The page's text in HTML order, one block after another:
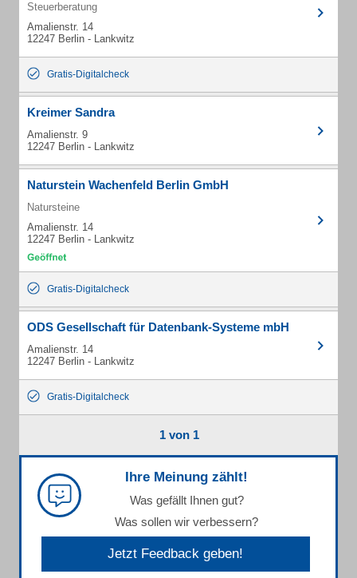
Steuerberatung
Amalienstr. 14
12247 Berlin - Lankwitz
Gratis-Digitalcheck
Kreimer Sandra
Amalienstr. 9
12247 Berlin - Lankwitz
Naturstein Wachenfeld Berlin GmbH
Natursteine
Amalienstr. 14
12247 Berlin - Lankwitz
Gratis-Digitalcheck
ODS Gesellschaft für Datenbank-Systeme mbH
Amalienstr. 14
12247 Berlin - Lankwitz
Gratis-Digitalcheck
1 von 1
Ihre Meinung zählt!
Was gefällt Ihnen gut?
Was sollen wir verbessern?
Jetzt Feedback geben!